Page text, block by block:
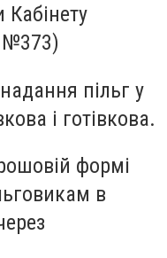
Кабінету
№373)
пільг у
і готівкова.
формі
в